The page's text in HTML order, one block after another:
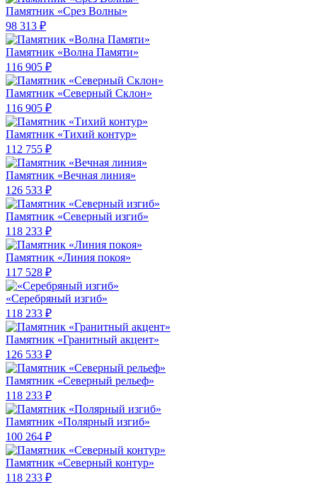
Памятник «Срез Волны»
98 313 ₽
Памятник «Волна Памяти»
116 905 ₽
Памятник «Северный Склон»
116 905 ₽
Памятник «Тихий контур»
112 755 ₽
Памятник «Вечная линия»
126 533 ₽
Памятник «Северный изгиб»
118 233 ₽
Памятник «Линия покоя»
117 528 ₽
«Серебряный изгиб»
118 233 ₽
Памятник «Гранитный акцент»
126 533 ₽
Памятник «Северный рельеф»
118 233 ₽
Памятник «Полярный изгиб»
100 264 ₽
Памятник «Северный контур»
118 233 ₽